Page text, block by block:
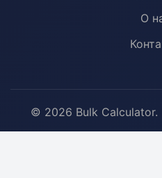
О
© 2026 Bulk